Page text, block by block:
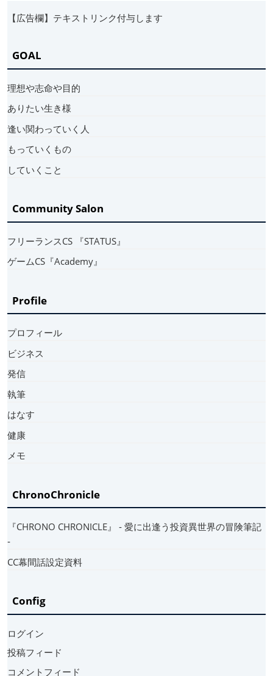
【広告欄】テキストリンク付与します
GOAL
理想や志命や目的
ありたい生き様
逢い関わっていく人
もっていくもの
していくこと
Community Salon
フリーランスCS 『STATUS』
ゲームCS『Academy』
Profile
プロフィール
ビジネス
発信
執筆
はなす
健康
メモ
ChronoChronicle
『CHRONO CHRONICLE』 ‐ 愛に出逢う投資異世界の冒険筆記
‐
CC幕間話設定資料
Config
ログイン
投稿フィード
コメントフィード